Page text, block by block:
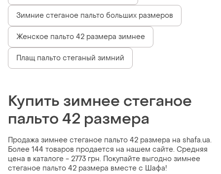
Зимние стеганое пальто больших размеров
Женское пальто 42 размера зимнее
Плащ пальто стеганый зимний
Купить зимнее стеганое
пальто 42 размера
Продажа зимнее стеганое пальто 42 размера на shafa.ua.
Более 144 товаров продается на нашем сайте. Средняя
цена в каталоге - 2773 грн. Покупайте выгодно зимнее
стеганое пальто 42 размера вместе с Шафа!